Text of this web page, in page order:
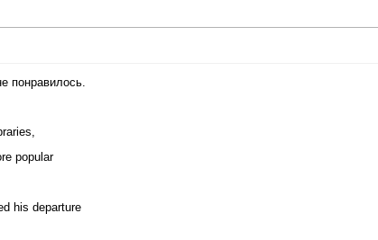
понравилось.
popular
his departure